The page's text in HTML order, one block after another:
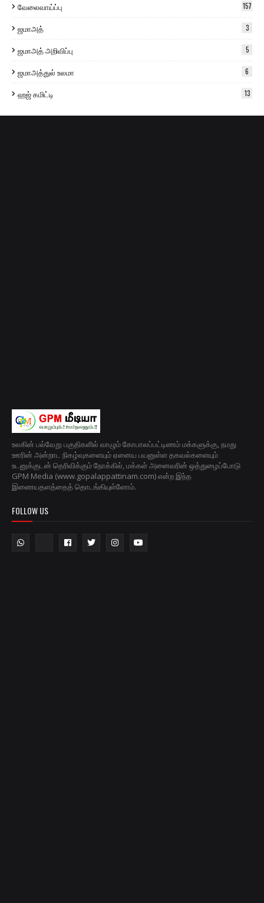
வேலைவாய்ப்பு 157
ஜமாஅத் 3
ஜமாஅத் அறிவிப்பு 5
ஜமாஅத்துல் உலமா 6
ஹஜ் கமிட்டி 13
உலகின் பல்வேறு பகுதிகளில் வாழும் கோபாலப்பட்டிணம் மக்களுக்கு, நமது
ஊரின் அன்றாட நிகழ்வுகளையும் ஏனைய பயனுள்ள தகவல்களையும்
உடனுக்குடன் தெரிவிக்கும் நோக்கில், மக்கள் அனைவரின் ஒத்துழைப்போடு
GPM Media (www.gopalappattinam.com) என்ற இந்த
இணையதளத்தைத் தொடங்கியுள்ளோம்.
FOLLOW US